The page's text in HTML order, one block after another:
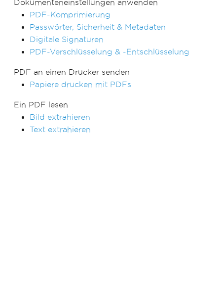
Dokumenteneinstellungen anwenden
PDF-Komprimierung
Passwörter, Sicherheit & Metadaten
Digitale Signaturen
PDF-Verschlüsselung & -Entschlüsselung
PDF an einen Drucker senden
Papiere drucken mit PDFs
Ein PDF lesen
Bild extrahieren
Text extrahieren